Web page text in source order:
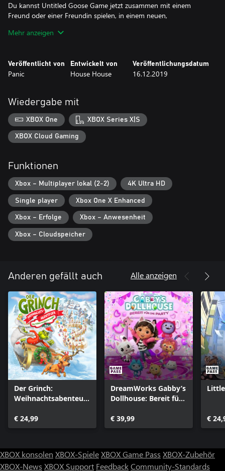
Du kannst Untitled Goose Game jetzt zusammen mit einem
Freund oder einer Freundin spielen, in einem neuen,
schreckliche Gänse durch das gesamte Spiel, schnattert doppelt
• Ein kostenloses Update für alle Besitzer von Untitled Goose
• Spielt euch mit zwei Spielern durch das gesamte Spiel
• Neue Gans, neues Schnattern, immer noch schrecklich
Mehr anzeigen
Veröffentlicht von
Panic
Entwickelt von
House House
Veröffentlichungsdatum
16.12.2019
Wiedergabe mit
XBOX One XBOX Series X|S
XBOX Cloud Gaming
Funktionen
Xbox – Multiplayer lokal (2-2) 4K Ultra HD
Single player Xbox One X Enhanced
Xbox – Erfolge Xbox – Anwesenheit
Xbox – Cloudspeicher
Anderen gefällt auch Alle anzeigen
Der Grinch:
Weihnachtsabenteuer
verschmitzte
Ausgabe
€ 24,99
DreamWorks Gabby’s
Dollhouse: Bereit für
€ 39,99
€
XBOX konsolen XBOX-SpieleXBOX Game Pass XBOX-Zubehör
XBOX-News XBOX Support FeedbackCommunity-Standards